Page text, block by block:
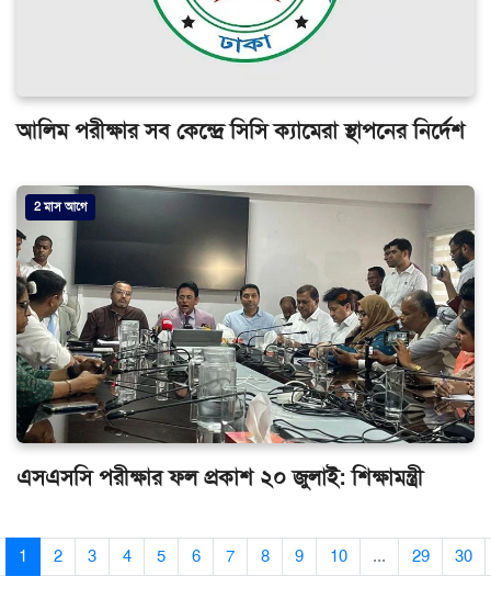
আলিম পরীক্ষার সব কেন্দ্রে সিসি ক্যামেরা স্থাপনের নির্দেশ
2 মাস আগে
এসএসসি পরীক্ষার ফল প্রকাশ ২০ জুলাই: শিক্ষামন্ত্রী
1 2 3 4 5 6 7 8 9 10 ... 29 30